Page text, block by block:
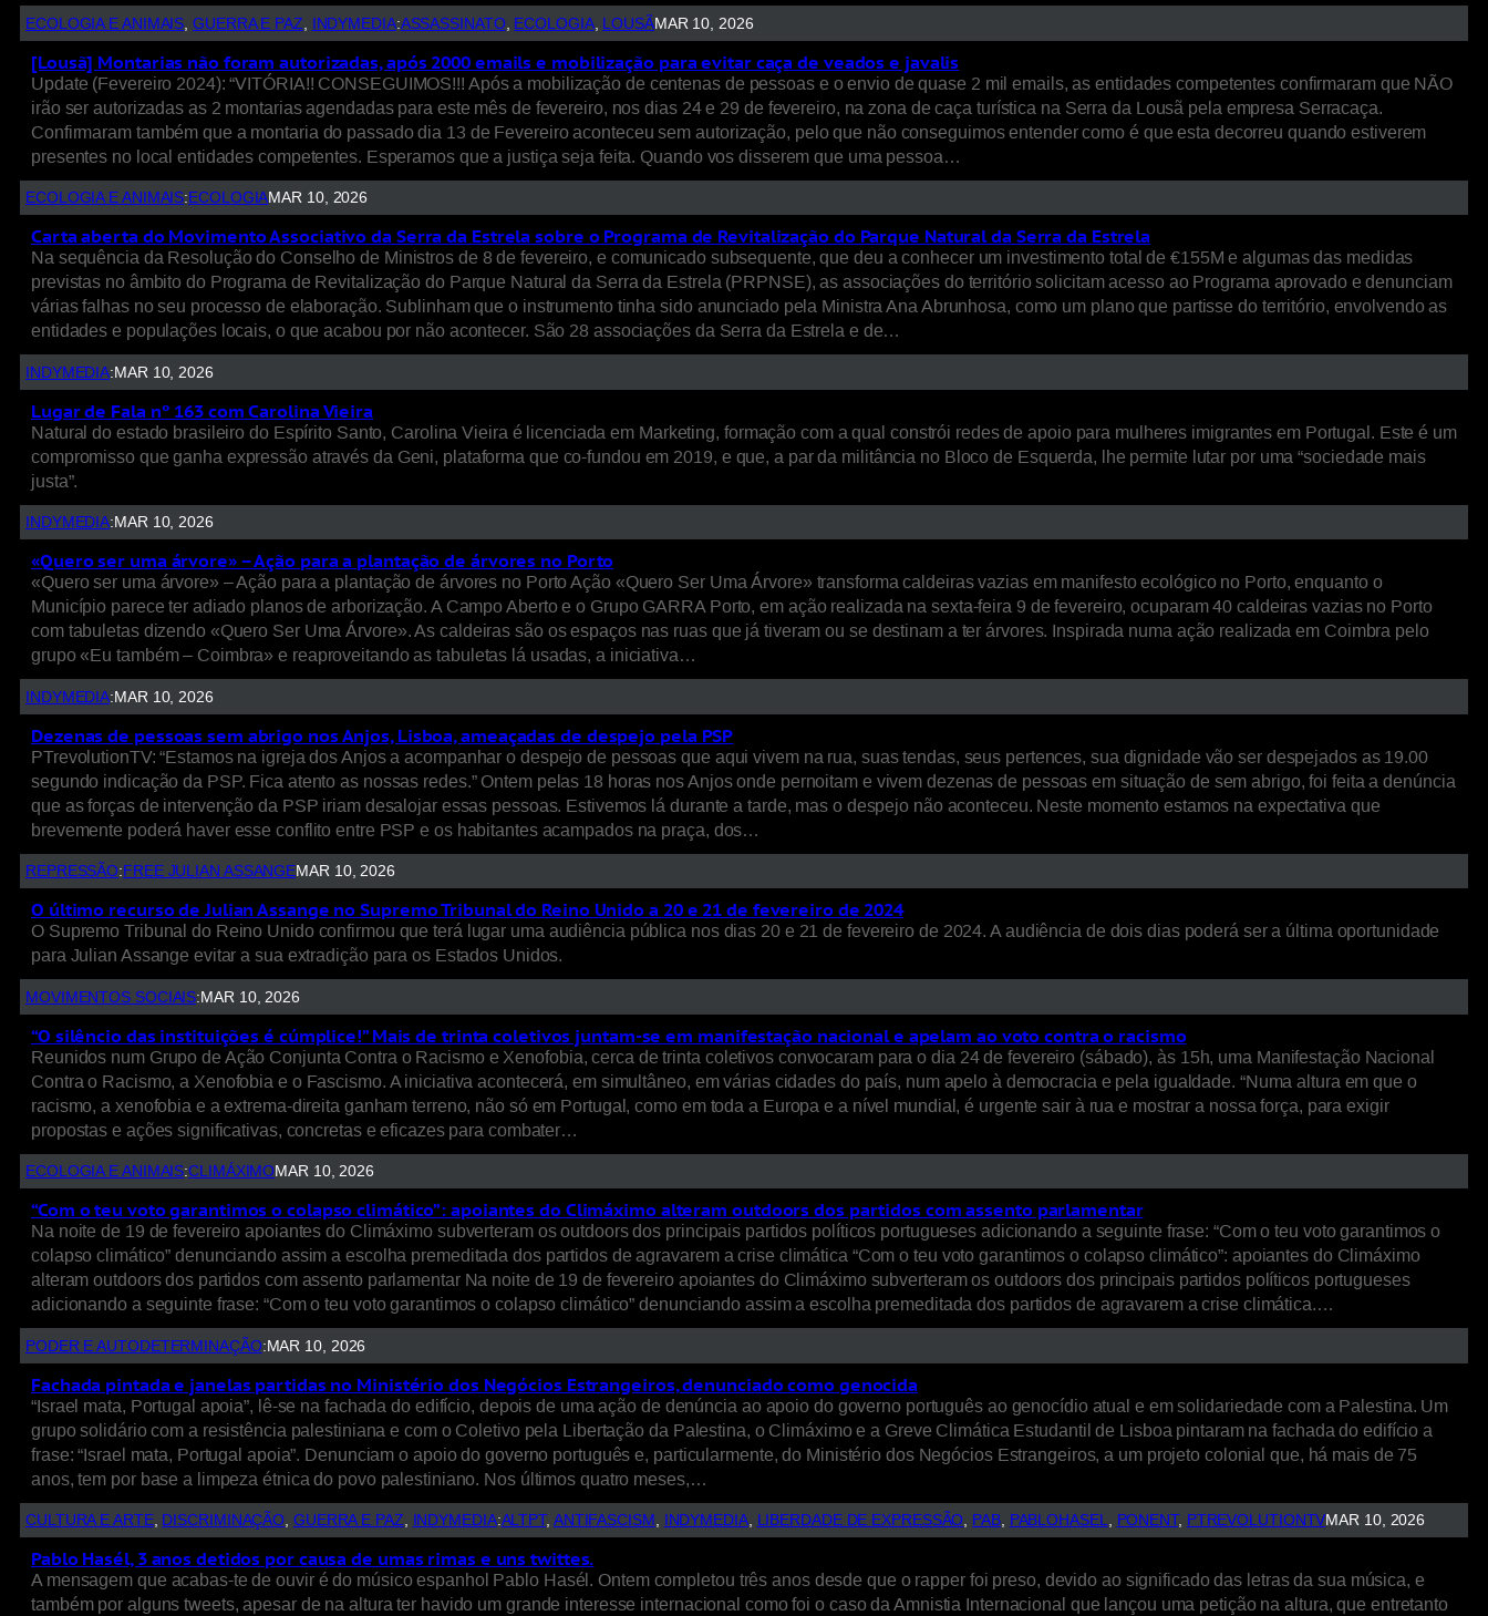
ECOLOGIA E ANIMAIS , GUERRA E PAZ INDYMEDIA:ASSASSINATO, ECOLOGIA, LOUSÃMAR 10, 2026
[Lousã] Montarias não foram autorizadas, após 2000 emails e mobilização para evitar caça de veados e javalis
Update (Fevereiro 2024): “VITÓRIA!! CONSEGUIMOS!!! Após a mobilização de centenas de pessoas e o envio de quase 2 mil emails, as entidades competentes confirmaram que NÃO
irão ser autorizadas as 2 montarias agendadas para este mês de fevereiro, nos dias 24 e 29 de fevereiro, na zona de caça turística na Serra da Lousã pela empresa Serracaça.
Confirmaram também que a montaria do passado dia 13 de Fevereiro aconteceu sem autorização, pelo que não conseguimos entender como é que esta decorreu quando estiverem
presentes no local entidades competentes. Esperamos que a justiça seja feita. Quando vos disserem que uma pessoa…
ECOLOGIA E ANIMAIS: ECOLOGIAMAR 10, 2026
Carta aberta do Movimento Associativo da Serra da Estrela sobre o Programa de Revitalização do Parque Natural da Serra da Estrela
Na sequência da Resolução do Conselho de Ministros de 8 de fevereiro, e comunicado subsequente, que deu a conhecer um investimento total de €155M e algumas das medidas
previstas no âmbito do Programa de Revitalização do Parque Natural da Serra da Estrela (PRPNSE), as associações do território solicitam acesso ao Programa aprovado e denunciam
várias falhas no seu processo de elaboração. Sublinham que o instrumento tinha sido anunciado pela Ministra Ana Abrunhosa, como um plano que partisse do território, envolvendo as
entidades e populações locais, o que acabou por não acontecer. São 28 associações da Serra da Estrela e de…
INDYMEDIA:MAR 10, 2026
Lugar de Fala nº 163 com Carolina Vieira
Natural do estado brasileiro do Espírito Santo, Carolina Vieira é licenciada em Marketing, formação com a qual constrói redes de apoio para mulheres imigrantes em Portugal. Este é um
compromisso que ganha expressão através da Geni, plataforma que co-fundou em 2019, e que, a par da militância no Bloco de Esquerda, lhe permite lutar por uma “sociedade mais
justa”.
INDYMEDIA: MAR 10, 2026
«Quero ser uma árvore» – Ação para a plantação de árvores no Porto
«Quero ser uma árvore» – Ação para a plantação de árvores no Porto Ação «Quero Ser Uma Árvore» transforma caldeiras vazias em manifesto ecológico no Porto, enquanto o
Município parece ter adiado planos de arborização. A Campo Aberto e o Grupo GARRA Porto, em ação realizada na sexta-feira 9 de fevereiro, ocuparam 40 caldeiras vazias no Porto
com tabuletas dizendo «Quero Ser Uma Árvore». As caldeiras são os espaços nas ruas que já tiveram ou se destinam a ter árvores. Inspirada numa ação realizada em Coimbra pelo
grupo «Eu também – Coimbra» e reaproveitando as tabuletas lá usadas, a iniciativa…
INDYMEDIA:MAR 10, 2026
Dezenas de pessoas sem abrigo nos Anjos, Lisboa, ameaçadas de despejo pela PSP
PTrevolutionTV: “Estamos na igreja dos Anjos a acompanhar o despejo de pessoas que aqui vivem na rua, suas tendas, seus pertences, sua dignidade vão ser despejados as 19.00
segundo indicação da PSP. Fica atento as nossas redes.” Ontem pelas 18 horas nos Anjos onde pernoitam e vivem dezenas de pessoas em situação de sem abrigo, foi feita a denúncia
que as forças de intervenção da PSP iriam desalojar essas pessoas. Estivemos lá durante a tarde, mas o despejo não aconteceu. Neste momento estamos na expectativa que
brevemente poderá haver esse conflito entre PSP e os habitantes acampados na praça, dos…
REPRESSÃO: FREE JULIAN ASSANGEMAR 10, 2026
O último recurso de Julian Assange no Supremo Tribunal do Reino Unido a 20 e 21 de fevereiro de 2024
O Supremo Tribunal do Reino Unido confirmou que terá lugar uma audiência pública nos dias 20 e 21 de fevereiro de 2024. A audiência de dois dias poderá ser a última oportunidade
para Julian Assange evitar a sua extradição para os Estados Unidos.
MOVIMENTOS SOCIAIS:MAR 10, 2026
“O silêncio das instituições é cúmplice!” Mais de trinta coletivos juntam-se em manifestação nacional e apelam ao voto contra o racismo
Reunidos num Grupo de Ação Conjunta Contra o Racismo e Xenofobia, cerca de trinta coletivos convocaram para o dia 24 de fevereiro (sábado), às 15h, uma Manifestação Nacional
Contra o Racismo, a Xenofobia e o Fascismo. A iniciativa acontecerá, em simultâneo, em várias cidades do país, num apelo à democracia e pela igualdade. “Numa altura em que o
racismo, a xenofobia e a extrema-direita ganham terreno, não só em Portugal, como em toda a Europa e a nível mundial, é urgente sair à rua e mostrar a nossa força, para exigir
propostas e ações significativas, concretas e eficazes para combater…
ECOLOGIA E ANIMAIS:CLIMÁXIMOMAR 10, 2026
“Com o teu voto garantimos o colapso climático”: apoiantes do Climáximo alteram outdoors dos partidos com assento parlamentar
Na noite de 19 de fevereiro apoiantes do Climáximo subverteram os outdoors dos principais partidos políticos portugueses adicionando a seguinte frase: “Com o teu voto garantimos o
colapso climático” denunciando assim a escolha premeditada dos partidos de agravarem a crise climática “Com o teu voto garantimos o colapso climático”: apoiantes do Climáximo
alteram outdoors dos partidos com assento parlamentar Na noite de 19 de fevereiro apoiantes do Climáximo subverteram os outdoors dos principais partidos políticos portugueses
adicionando a seguinte frase: “Com o teu voto garantimos o colapso climático” denunciando assim a escolha premeditada dos partidos de agravarem a crise climática.…
PODER E AUTODETERMINAÇÃO:MAR 10, 2026
Fachada pintada e janelas partidas no Ministério dos Negócios Estrangeiros, denunciado como genocida
“Israel mata, Portugal apoia”, lê-se na fachada do edifício, depois de uma ação de denúncia ao apoio do governo português ao genocídio atual e em solidariedade com a Palestina. Um
grupo solidário com a resistência palestiniana e com o Coletivo pela Libertação da Palestina, o Climáximo e a Greve Climática Estudantil de Lisboa pintaram na fachada do edifício a
frase: “Israel mata, Portugal apoia”. Denunciam o apoio do governo português e, particularmente, do Ministério dos Negócios Estrangeiros, a um projeto colonial que, há mais de 75
anos, tem por base a limpeza étnica do povo palestiniano. Nos últimos quatro meses,…
CULTURA E ARTE, DISCRIMINAÇÃO, GUERRA E PAZ, INDYMEDIA:ALTPT, ANTIFASCISM , INDYMEDIA, LIBERDADE DE EXPRESSÃO, PAB, PABLOHASEL, PONENT, PTREVOLUTIONTVMAR 10, 2026
Pablo Hasél, 3 anos detidos por causa de umas rimas e uns twittes.
A mensagem que acabas-te de ouvir é do músico espanhol Pablo Hasél. Ontem completou três anos desde que o rapper foi preso, devido ao significado das letras da sua música, e
também por alguns tweets, apesar de na altura ter havido um grande interesse internacional como foi o caso da Amnistia Internacional que lançou uma petição na altura, que entretanto